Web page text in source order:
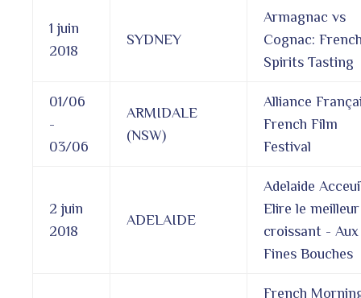
1 juin
2018
SYDNEY
Armagnac vs
Cognac:
Spirits Tasting
01/06
-
03/06
ARMIDALE
(NSW)
Alliance
French Film
Festival
2 juin
2018
ADELAIDE
Adelaide
Elire le meilleur
croissant - Aux
Fines Bouches
French